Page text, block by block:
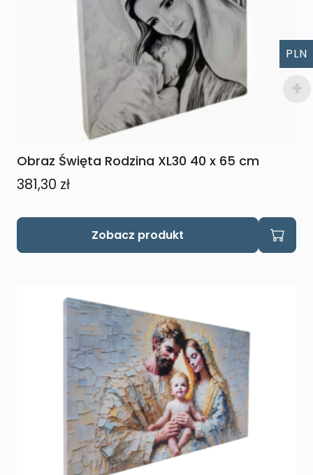
Obraz Święta Rodzina XL30 40 x 65 cm
381,30 zł
Zobacz produkt
PLN